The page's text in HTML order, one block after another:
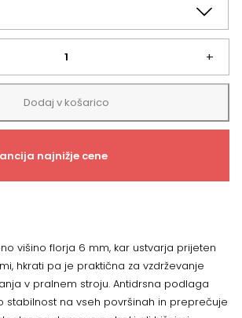
+
Dodaj v košarico
najnižje cene
višino florja 6 mm, kar ustvarja prijeten
hkrati pa je praktična za vzdrževanje
v pralnem stroju. Antidrsna podlaga
stabilnost na vseh površinah in preprečuje